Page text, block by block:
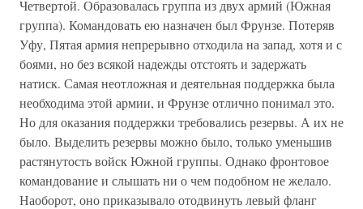
Четвертой. Образовалась группа из двух армий (Южная
группа). Командовать ею назначен был Фрунзе. Потеряв
Уфу, Пятая армия непрерывно отходила на запад, хотя и с
боями, но без всякой надежды отстоять и задержать
натиск. Самая неотложная и деятельная поддержка была
необходима этой армии, и Фрунзе отлично понимал это.
Но для оказания поддержки требовались резервы. А их не
было. Выделить резервы можно было, только уменьшив
растянутость войск Южной группы. Однако фронтовое
командование и слышать ни о чем подобном не желало.
Наоборот, оно приказывало отодвинуть левый фланг